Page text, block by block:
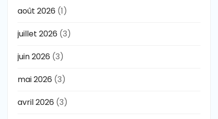
août 2026 (1)
juillet 2026 (3)
juin 2026 (3)
mai 2026 (3)
avril 2026 (3)